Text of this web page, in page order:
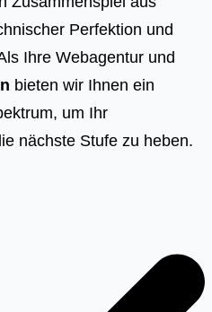
Perfektion und
Ihre Webagentur und
bieten wir Ihnen ein
um Ihr
nächste Stufe zu heben.